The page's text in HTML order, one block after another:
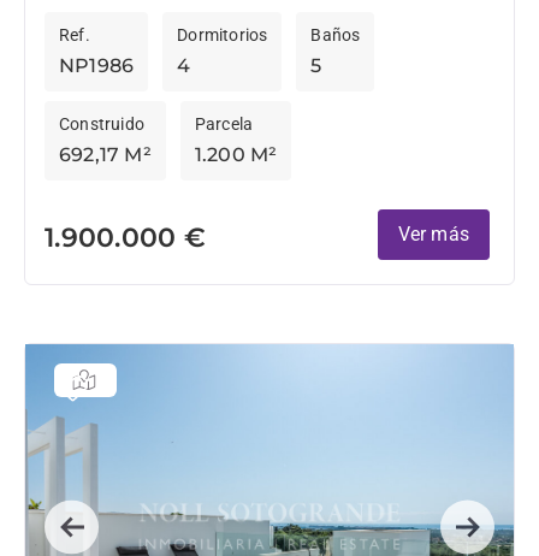
golf...
NP1986
Ref.
4
Dormitorios
5
Baños
692,17 M²
Construido
1.200 M²
Parcela
1.900.000 € Ver más
Previous Next